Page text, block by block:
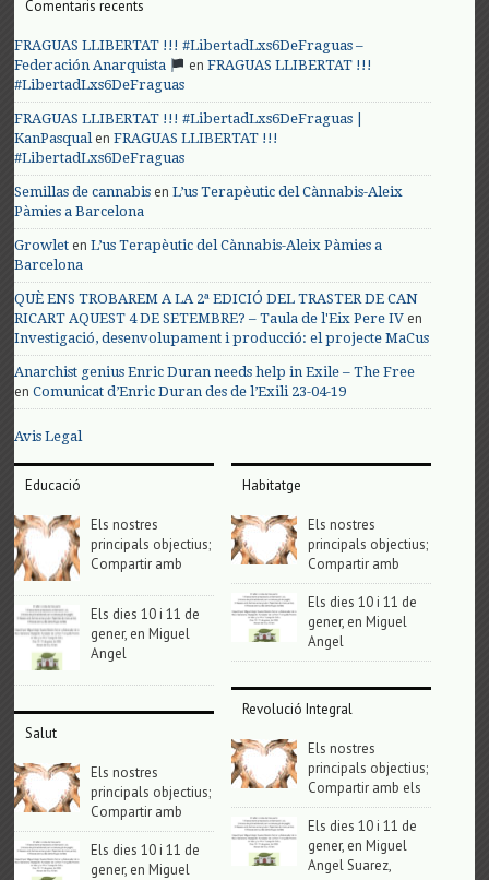
Comentaris recents
FRAGUAS LLIBERTAT !!! #LibertadLxs6DeFraguas –
Federación Anarquista
enFRAGUAS LLIBERTAT !!!
#LibertadLxs6DeFraguas
FRAGUAS LLIBERTAT !!! #LibertadLxs6DeFraguas |
KanPasqualenFRAGUAS LLIBERTAT !!!
#LibertadLxs6DeFraguas
Semillas de cannabis enL’us Terapèutic del Cànnabis-Aleix
Pàmies a Barcelona
Growlet enL’us Terapèutic del Cànnabis-Aleix Pàmies a
Barcelona
QUÈ ENS TROBAREM A LA 2ª EDICIÓ DEL TRASTER DE CAN
RICART AQUEST 4 DE SETEMBRE? – Taula de l'Eix Pere IV en
Investigació, desenvolupament i producció: el projecte MaCus
Anarchist genius Enric Duran needs help in Exile – The Free
enComunicat d’Enric Duran des de l’Exili 23-04-19
Avis Legal
Educació
Els nostres
principals objectius;
Compartir amb
Els dies 10 i 11 de
gener, en Miguel
Angel
Salut
Els nostres
principals objectius;
Compartir amb
Els dies 10 i 11 de
gener, en Miguel
Habitatge
Els nostres
principals objectius;
Compartir amb
Els dies 10 i 11 de
gener, en Miguel
Angel
Revolució Integral
Els nostres
principals objectius;
Compartir amb els
Els dies 10 i 11 de
gener, en Miguel
Angel Suarez,